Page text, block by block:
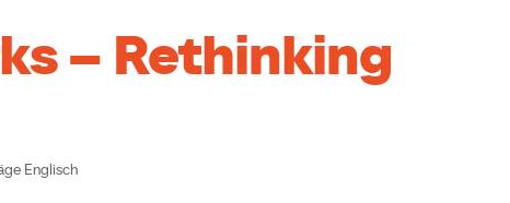
– Rethinking
Englisch